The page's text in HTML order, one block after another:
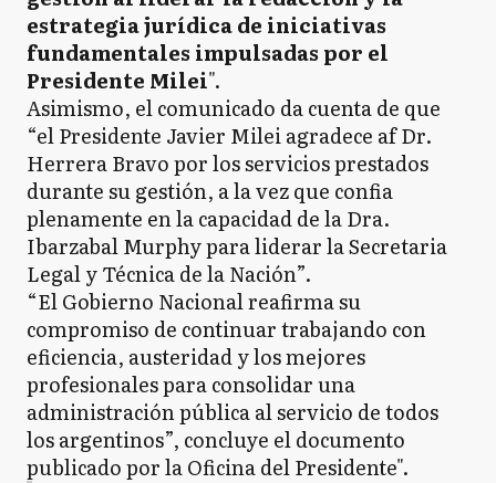
estrategia jurídica de iniciativas
fundamentales impulsadas por el
Presidente Milei".
Asimismo, el comunicado da cuenta de que
“el Presidente Javier Milei agradece af Dr.
Herrera Bravo por los servicios prestados
durante su gestión, a la vez que confia
plenamente en la capacidad de la Dra.
Ibarzabal Murphy para liderar la Secretaria
Legal y Técnica de la Nación”.
“El Gobierno Nacional reafirma su
compromiso de continuar trabajando con
eficiencia, austeridad y los mejores
profesionales para consolidar una
administración pública al servicio de todos
los argentinos”, concluye el documento
publicado por la Oficina del Presidente".